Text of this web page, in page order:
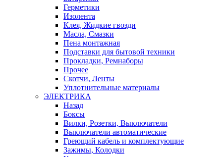
Герметики
Изолента
Клея, Жидкие гвозди
Масла, Смазки
Пена монтажная
Подставки для бытовой техники
Прокладки, Ремнаборы
Прочее
Скотчи, Ленты
Уплотнительные материалы
ЭЛЕКТРИКА
Назад
Боксы
Вилки, Розетки, Выключатели
Выключатели автоматические
Греющий кабель и комплектующие
Зажимы, Колодки